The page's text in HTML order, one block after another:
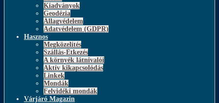
Kiadványok
Geodézia
Állagvédelem
Adatvédelem (GDPR)
Hasznos
Megközelítés
Szállás-Étkezés
A környék látnivalói
Aktív kikapcsolódás
Linkek
Mondák
Felvidéki mondák
Várjáró Magazin